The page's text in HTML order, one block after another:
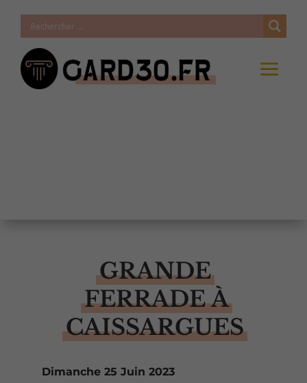
GRANDE
FERRADE À
CAISSARGUES
Dimanche 25 Juin 2023